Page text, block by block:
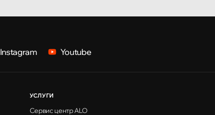
Instagram Youtube
УСЛУГИ
Сервис центр ALO